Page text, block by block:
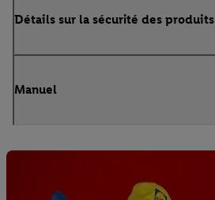
Détails sur la sécurité des produits
Manuel